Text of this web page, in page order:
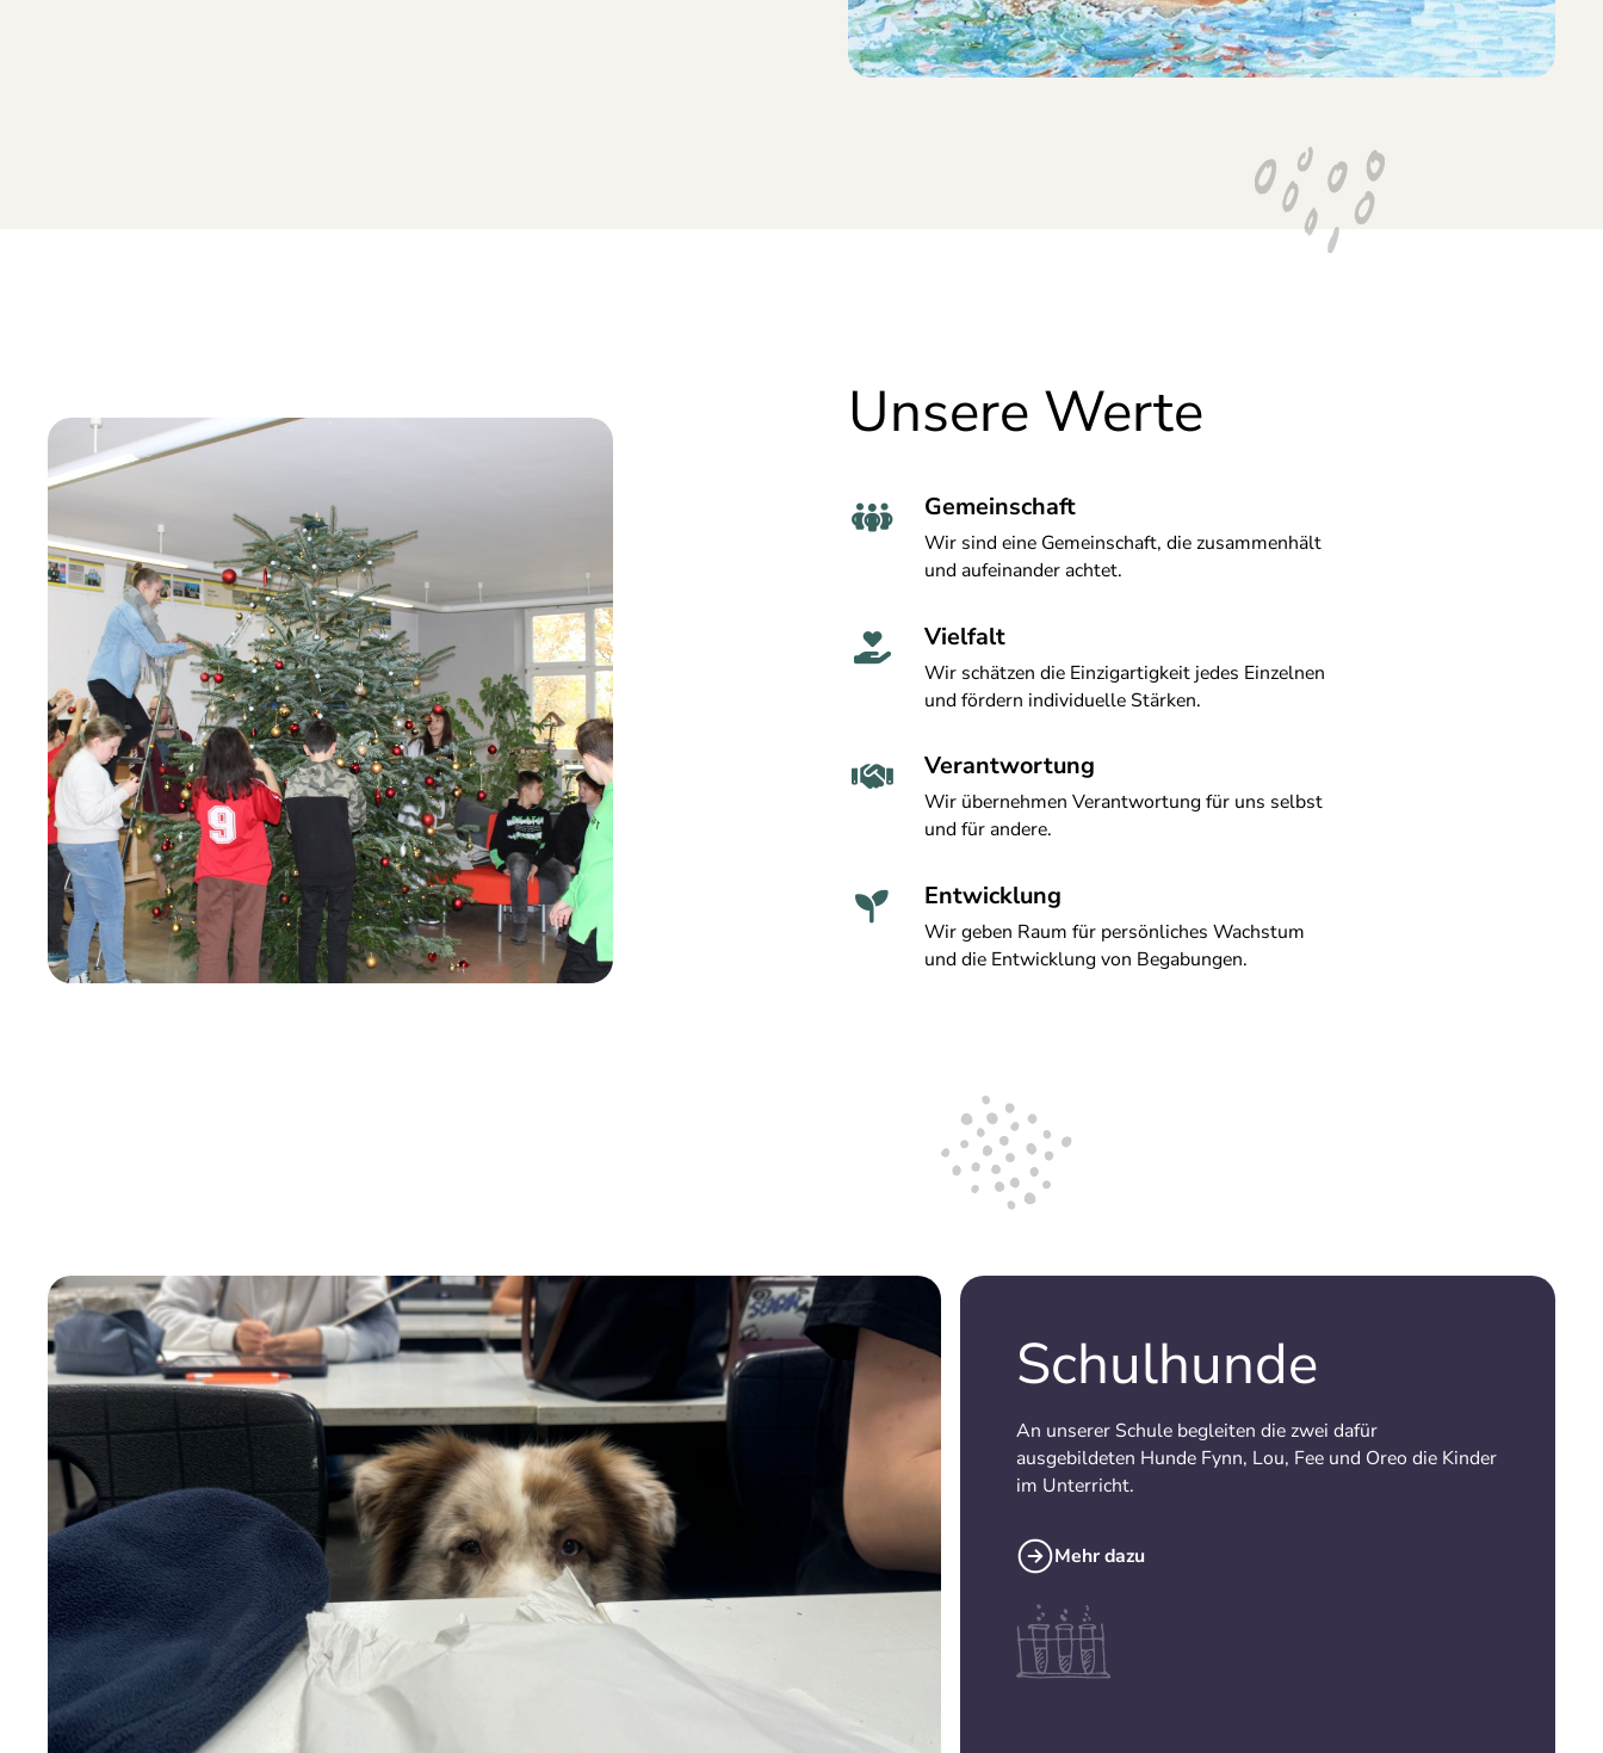
Unsere Werte
 Gemeinschaft
Wir sind eine Gemeinschaft, die zusammenhält
und aufeinander achtet.
 Vielfalt
Wir schätzen die Einzigartigkeit jedes Einzelnen
und fördern individuelle Stärken.
 Verantwortung
Wir übernehmen Verantwortung für uns selbst
und für andere.
 Entwicklung
Wir geben Raum für persönliches Wachstum
und die Entwicklung von Begabungen.
Schulhunde
An unserer Schule begleiten die zwei dafür
ausgebildeten Hunde Fynn, Lou, Fee und Oreo die Kinder
im Unterricht.
Mehr dazu